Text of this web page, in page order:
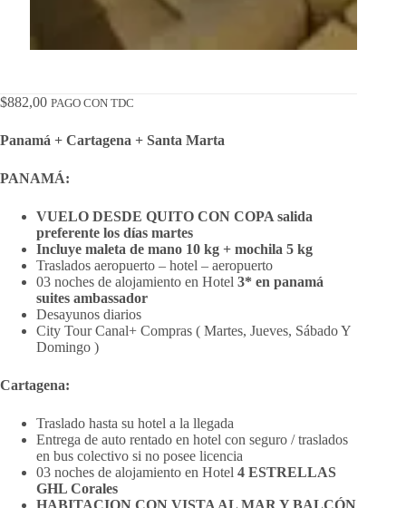
$882,00 PAGO CON TDC
Panamá + Cartagena + Santa Marta
PANAMÁ:
VUELO DESDE QUITO CON COPA salida
preferente los días martes
Incluye maleta de mano 10 kg + mochila 5 kg
Traslados aeropuerto – hotel – aeropuerto
03 noches de alojamiento en Hotel 3* en panamá
suites ambassador
Desayunos diarios
City Tour Canal+ Compras ( Martes, Jueves, Sábado Y
Domingo )
Cartagena:
Traslado hasta su hotel a la llegada
Entrega de auto rentado en hotel con seguro / traslados
en bus colectivo si no posee licencia
03 noches de alojamiento en Hotel 4 ESTRELLAS
GHL Corales
HABITACION CON VISTA AL MAR Y BALCÓN